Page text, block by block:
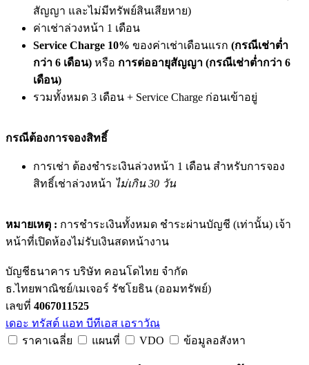
สัญญา และไม่มีทรัพย์สินเสียหาย)
ค่าเช่าล่วงหน้า 1 เดือน
Service Charge 10% ของค่าเช่าเดือนแรก (กรณีเช่าต่ำ
กว่า 6 เดือน) หรือ การต่ออายุสัญญา (กรณีเช่าต่ำกว่า 6
เดือน)
รวมทั้งหมด 3 เดือน + Service Charge ก่อนเข้าอยู่
กรณีต้องการจองสิทธิ์
การเช่า ต้องชำระเงินล่วงหน้า 1 เดือน สำหรับการจอง
สิทธิ์เช่าล่วงหน้า ไม่เกิน 30 วัน
หมายเหตุ : การชำระเงินทั้งหมด ชำระผ่านบัญชี (เท่านั้น) เจ้า
หน้าที่เปิดห้องไม่รับเงินสดหน้างาน
บัญชีธนาคาร บริษัท คอนโดไทย จำกัด
ธ.ไทยพาณิชย์/เมเจอร์ รัชโยธิน (ออมทรัพย์)
เลขที่ 4067011525
เดอะ ทรัสต์ แอท บีทีเอส เอราวัณ
ราคาเฉลี่ย
แผนที่ VDO ข้อมูลอสังหา